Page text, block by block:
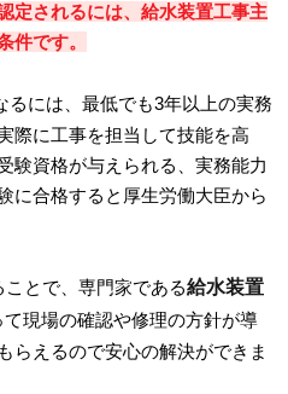
定されるには、給水装置工事主
件です。
るには、最低でも3年以上の実務
際に工事を担当して技能を高
験資格が与えられる、実務能力
に合格すると厚生労働大臣から
ことで、専門家である給水装置
て現場の確認や修理の方針が導
らえるので安心の解決ができま